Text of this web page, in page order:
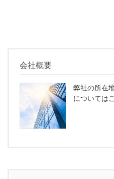
会社概要
弊社の所在
については